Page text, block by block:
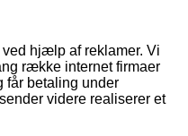
hjælp af reklamer. Vi
række internet firmaer
får betaling under
videre realiserer et